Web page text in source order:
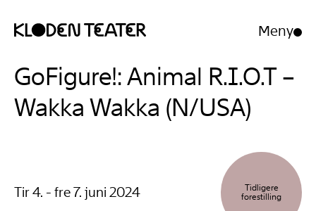
innhold
navigasjon
Meny
Åpne/
GoFigure!: Animal R.I.O.T –
Wakka Wakka (N/USA)
Tir 4. - fre 7. juni 2024
Tidligere
forestilling